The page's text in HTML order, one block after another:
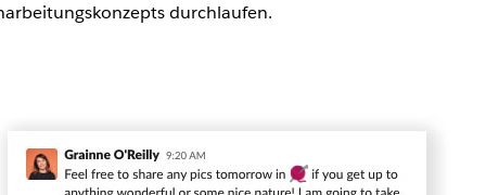
durchlaufen.